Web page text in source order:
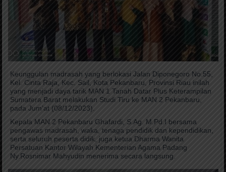
Keunggulan madrasah yang berlokasi Jalan Diponegoro No.55,
Kel. Cinta Raja, Kec. Sail, Kota Pekanbaru, Provinsi Riau inilah
yang menjadi daya tarik MAN 1 Tanah Datar Plus Keterampilan
Sumatera Barat melakukan Studi Tiru ke MAN 2 Pekanbaru,
pada Jum’at (08/12/2023).
Kepala MAN 2 Pekanbaru Ghafardi, S.Ag. M.Pd.I bersama
pengawas madrasah, waka, tenaga pendidik dan kependidikan,
serta seluruh peserta didik, juga ketua Dharma Wanita
Persatuan Kantor Wilayah Kementerian Agama Padang
Ny.Rosnimar Mahyudin menerima secara langsung.